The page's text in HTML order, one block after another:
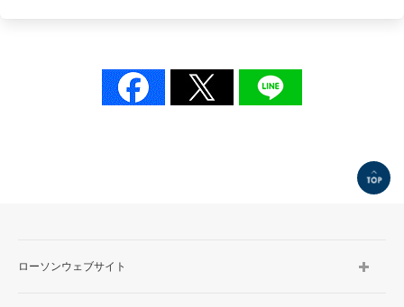
ローソンウェブサイト